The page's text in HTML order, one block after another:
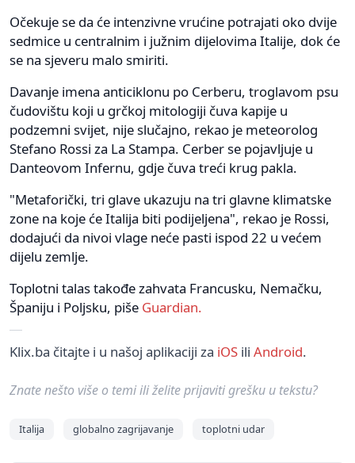
Očekuje se da će intenzivne vrućine potrajati oko dvije
sedmice u centralnim i južnim dijelovima Italije, dok će
se na sjeveru malo smiriti.
Davanje imena anticiklonu po Cerberu, troglavom psu
čudovištu koji u grčkoj mitologiji čuva kapije u
podzemni svijet, nije slučajno, rekao je meteorolog
Stefano Rossi za La Stampa. Cerber se pojavljuje u
Danteovom Infernu, gdje čuva treći krug pakla.
"Metaforički, tri glave ukazuju na tri glavne klimatske
zone na koje će Italija biti podijeljena", rekao je Rossi,
dodajući da nivoi vlage neće pasti ispod 22 u većem
dijelu zemlje.
Toplotni talas takođe zahvata Francusku, Nemačku,
Španiju i Poljsku, piše Guardian.
Klix.ba čitajte i u našoj aplikaciji za iOS ili Android.
Znate nešto više o temi ili želite prijaviti grešku u tekstu?
Italija globalno zagrijavanje toplotni udar